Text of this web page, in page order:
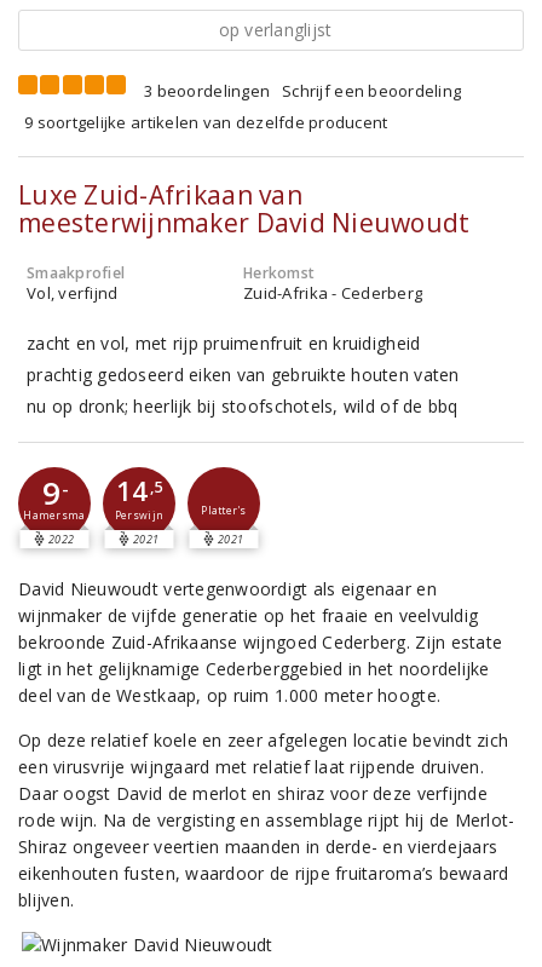
op verlanglijst
3 beoordelingen
Schrijf een beoordeling
9 soortgelijke artikelen van dezelfde producent
Luxe Zuid-Afrikaan van
meesterwijnmaker David Nieuwoudt
Smaakprofiel
Vol, verfijnd
Herkomst
Zuid-Afrika - Cederberg
zacht en vol, met rijp pruimenfruit en kruidigheid
prachtig gedoseerd eiken van gebruikte houten vaten
nu op dronk; heerlijk bij stoofschotels, wild of de bbq
9-
Hamersma
2022
14,5
Perswijn
2021
Platter's
2021
David Nieuwoudt vertegenwoordigt als eigenaar en
wijnmaker de vijfde generatie op het fraaie en veelvuldig
bekroonde Zuid-Afrikaanse wijngoed Cederberg. Zijn estate
ligt in het gelijknamige Cederberggebied in het noordelijke
deel van de Westkaap, op ruim 1.000 meter hoogte.
Op deze relatief koele en zeer afgelegen locatie bevindt zich
een virusvrije wijngaard met relatief laat rijpende druiven.
Daar oogst David de merlot en shiraz voor deze verfijnde
rode wijn. Na de vergisting en assemblage rijpt hij de Merlot-
Shiraz ongeveer veertien maanden in derde- en vierdejaars
eikenhouten fusten, waardoor de rijpe fruitaroma’s bewaard
blijven.